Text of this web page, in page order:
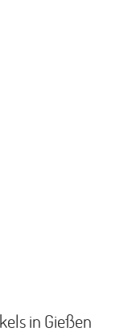
in Gießen